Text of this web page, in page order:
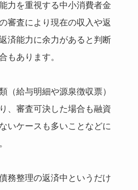
力を重視する中小消費者金
審査により現在の収入や返
済能力に余力があると判断
もあります。
（給与明細や源泉徴収票）
、審査可決した場合も融資
いケースも多いことなどに
務整理の返済中というだけ